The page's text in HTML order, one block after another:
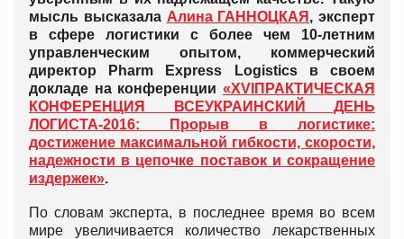
мысль высказала Алина ГАННОЦКАЯ , эксперт
в сфере логистики с более чем 10-летним
управленческим опытом, коммерческий
директор Pharm Express Logistics в своем
докладе на конференции «XVIПРАКТИЧЕСКАЯ
КОНФЕРЕНЦИЯ ВСЕУКРАИНСКИЙ ДЕНЬ
ЛОГИСТА-2016: Прорыв в логистике:
достижение максимальной гибкости, скорости,
надежности в цепочке поставок и сокращение
издержек».
По словам эксперта, в последнее время во всем
мире увеличивается количество лекарственных